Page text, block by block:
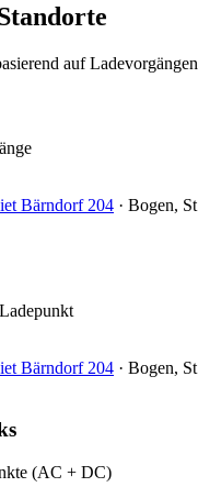
auf Ladevorgängen
Bärndorf 204 · Bogen, St
Bärndorf 204 · Bogen, St
(AC + DC)